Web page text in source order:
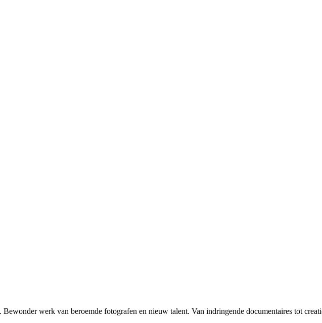
werk van beroemde fotografen en nieuw talent. Van indringende documentaires tot